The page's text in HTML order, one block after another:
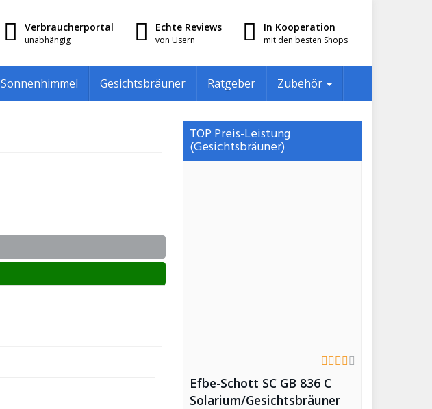
Verbraucherportal
unabhängig
Echte Reviews
von Usern
In Kooperation
mit den besten Shops
Sonnenhimmel Gesichtsbräuner Ratgeber Zubehör
TOP Preis-Leistung
(Gesichtsbräuner)
Efbe-Schott SC GB 836 C
Solarium/Gesichtsbräuner